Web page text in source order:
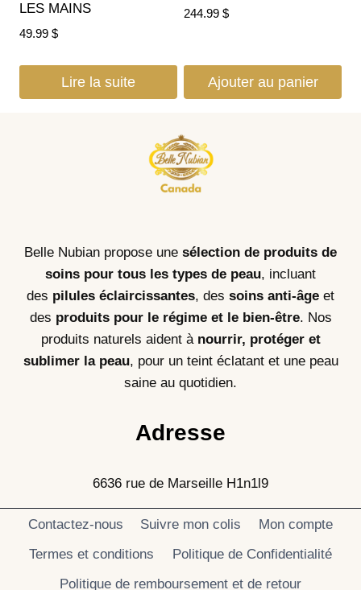
LES MAINS
49.99 $
Lire la suite
244.99 $
Ajouter au panier
Belle Nubian propose une sélection de produits de
soins pour tous les types de peau, incluant
des pilules éclaircissantes, des soins anti-âge et
des produits pour le régime et le bien-être. Nos
produits naturels aident à nourrir, protéger et
sublimer la peau, pour un teint éclatant et une peau
saine au quotidien.
Adresse
6636 rue de Marseille H1n1l9
Contactez-nous Suivre mon colis
Mon compte
Termes et conditions
Politique de Confidentialité
Politique de remboursement et de retour